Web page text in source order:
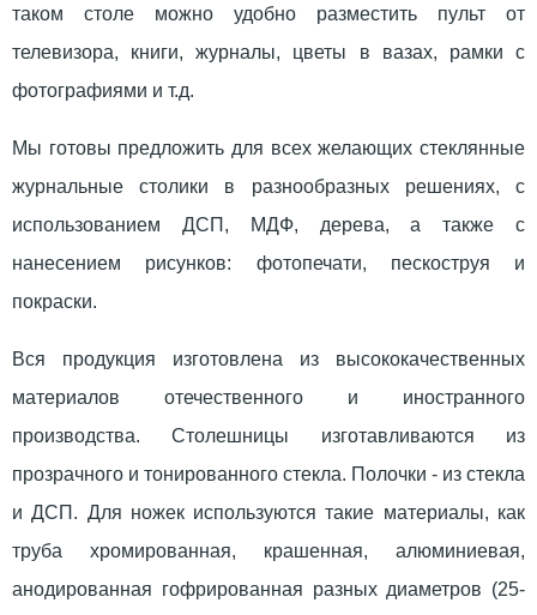
таком столе можно удобно разместить пульт от
телевизора, книги, журналы, цветы в вазах, рамки с
фотографиями и т.д.
Мы готовы предложить для всех желающих стеклянные
журнальные столики в разнообразных решениях, с
использованием ДСП, МДФ, дерева, а также с
нанесением рисунков: фотопечати, пескоструя и
покраски.
Вся продукция изготовлена из высококачественных
материалов отечественного и иностранного
производства. Столешницы изготавливаются из
прозрачного и тонированного стекла. Полочки - из стекла
и ДСП. Для ножек используются такие материалы, как
труба хромированная, крашенная, алюминиевая,
анодированная гофрированная разных диаметров (25-